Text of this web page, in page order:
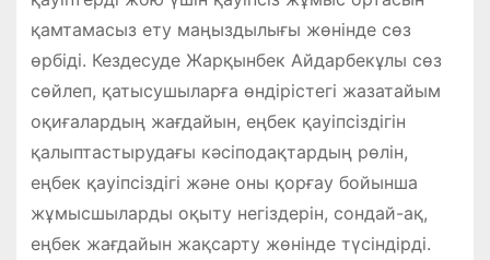
қамтамасыз ету маңыздылығы жөнінде сөз
өрбіді. Кездесуде Жарқынбек Айдарбекұлы сөз
сөйлеп, қатысушыларға өндірістегі жазатайым
оқиғалардың жағдайын, еңбек қауіпсіздігін
қалыптастырудағы кәсіподақтардың рөлін,
еңбек қауіпсіздігі және оны қорғау бойынша
жұмысшыларды оқыту негіздерін, сондай-ақ,
еңбек жағдайын жақсарту жөнінде түсіндірді.